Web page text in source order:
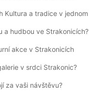
Kultura a tradice v jednom
a hudbou ve Strakonicích?
akce v Strakonicích
v srdci Strakonic?
za vaši návštěvu?